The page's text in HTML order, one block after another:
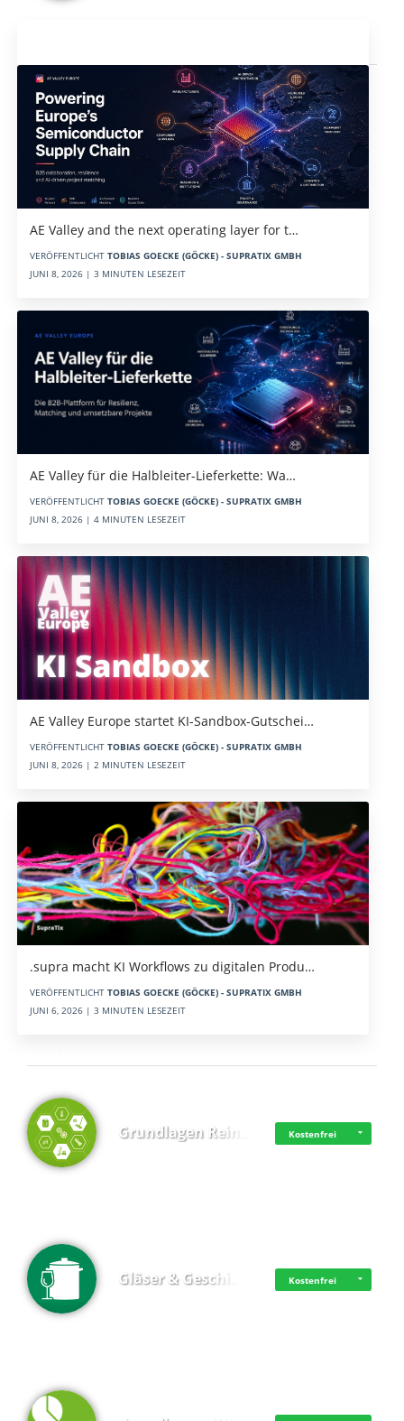
AE Valley and the next operating layer for t…
VERÖFFENTLICHT TOBIAS GOECKE (GÖCKE) - SUPRATIX GMBH
JUNI 8, 2026 | 3 MINUTEN LESEZEIT
AE Valley für die Halbleiter-Lieferkette: Wa…
VERÖFFENTLICHT TOBIAS GOECKE (GÖCKE) - SUPRATIX GMBH
JUNI 8, 2026 | 4 MINUTEN LESEZEIT
AE Valley Europe startet KI-Sandbox-Gutschei…
VERÖFFENTLICHT TOBIAS GOECKE (GÖCKE) - SUPRATIX GMBH
JUNI 8, 2026 | 2 MINUTEN LESEZEIT
.supra macht KI Workflows zu digitalen Produ…
VERÖFFENTLICHT TOBIAS GOECKE (GÖCKE) - SUPRATIX GMBH
JUNI 6, 2026 | 3 MINUTEN LESEZEIT
Grundlagen Rein… Kostenfrei
Gläser & Geschi… Kostenfrei